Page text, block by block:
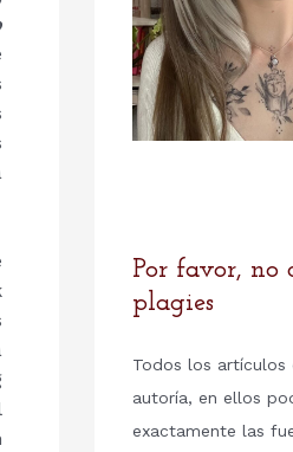
Por favor, no
plagies
Todos los
autoría, en ellos
exactamente las